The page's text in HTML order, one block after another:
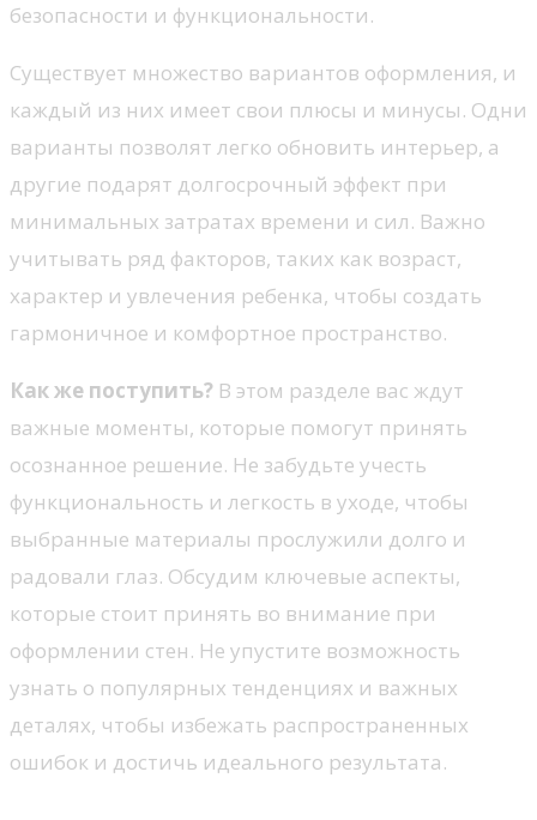
безопасности и функциональности.
Существует множество вариантов оформления, и
каждый из них имеет свои плюсы и минусы. Одни
варианты позволят легко обновить интерьер, а
другие подарят долгосрочный эффект при
минимальных затратах времени и сил. Важно
учитывать ряд факторов, таких как возраст,
характер и увлечения ребенка, чтобы создать
гармоничное и комфортное пространство.
Как же поступить? В этом разделе вас ждут
важные моменты, которые помогут принять
осознанное решение. Не забудьте учесть
функциональность и легкость в уходе, чтобы
выбранные материалы прослужили долго и
радовали глаз. Обсудим ключевые аспекты,
которые стоит принять во внимание при
оформлении стен. Не упустите возможность
узнать о популярных тенденциях и важных
деталях, чтобы избежать распространенных
ошибок и достичь идеального результата.